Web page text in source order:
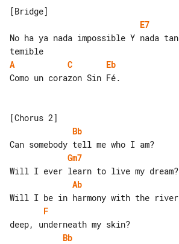
E7
No ha ya nada impossible Y nada tan
A
C
Eb
Como un corazon Sin Fé.
Bb
Gm7
Ab
F
Bb